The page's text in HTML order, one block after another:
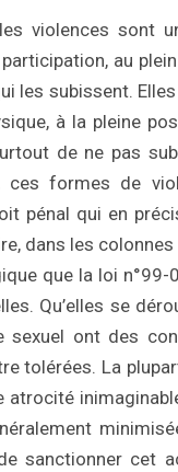
violences sont
au
les subissent.
à la pleine
de ne pas
ces formes de
pénal qui en
dans les
que la loi
Qu’elles se
ont des
tolérées. La
atrocité
sanctionner cet